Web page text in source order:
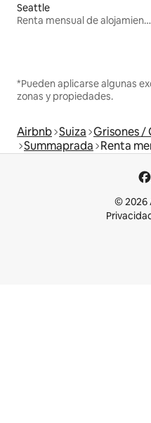
Seattle
Renta mensual de alojamientos
*Pueden aplicarse algunas
zonas y propiedades.
Airbnb Suiza Grisones /
Summaprada Renta
© 2026